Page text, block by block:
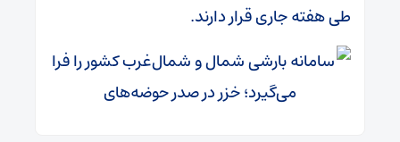
طی هفته جاری قرار دارند.